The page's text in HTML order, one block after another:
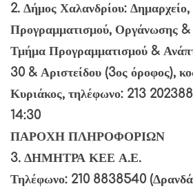
2. Δήμος Χαλανδρίου: Δημαρχείο,
Προγραμματισμού, Οργάνωσης
Τμήμα Προγραμματισμού &
30 & Αριστείδου (3ος όροφος),
Κυριάκος, τηλέφωνο: 213
14:30
ΠΑΡΟΧΗ ΠΛΗΡΟΦΟΡΙΩΝ
3. ΔΗΜΗΤΡΑ ΚΕΕ Α.Ε.
Τηλέφωνο: 210 8838540